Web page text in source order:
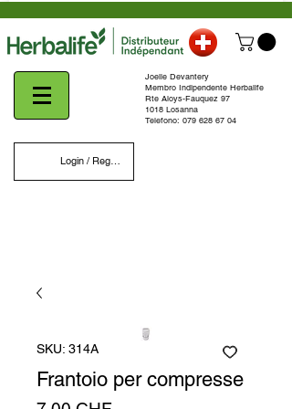
Login / Register
Joelle Devantery
Membro Indipendente Herbalife
Rte Aloys-Fauquez 97
1018 Losanna
Telefono: 079 628 67 04
SKU: 314A
Frantoio per compresse